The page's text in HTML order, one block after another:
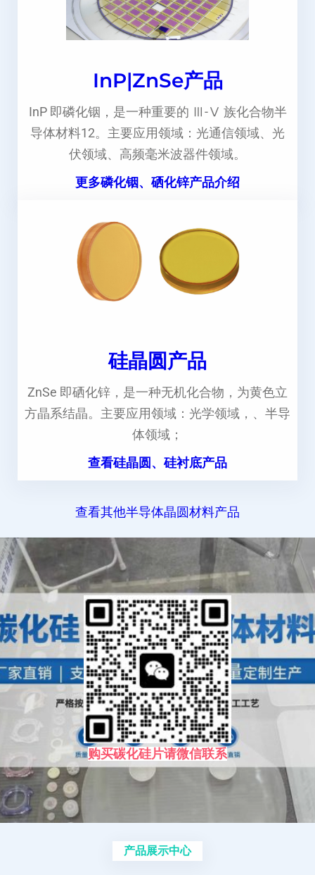
InP|ZnSe产品
InP 即磷化铟，是一种重要的 Ⅲ-Ⅴ 族化合物半
导体材料12。主要应用领域：光通信领域、光
伏领域、高频毫米波器件领域。
更多磷化铟、硒化锌产品介绍
硅晶圆产品
ZnSe 即硒化锌，是一种无机化合物，为黄色立
方晶系结晶。主要应用领域：光学领域，、半导
体领域；
查看硅晶圆、硅衬底产品
查看其他半导体晶圆材料产品
购买碳化硅片请微信联系
产品展示中心